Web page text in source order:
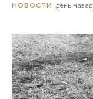
НОВОСТИ день назад